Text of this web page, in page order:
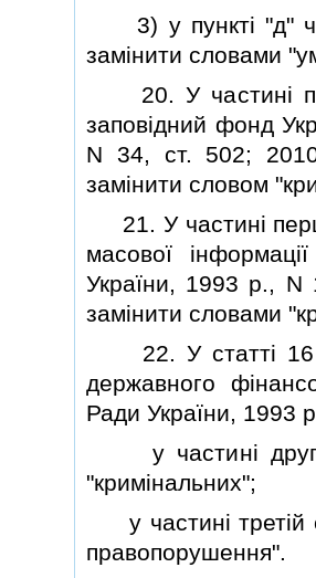
3) у пунктi "д"
замiнити словами
20. У частинi
заповiдний фонд
N 34, ст. 502;
замiнити словом
21. У частинi
масової
України, 1993 р.,
замiнити словами
22. У статтi 16
державного
Ради України, 1993
у частинi другiй
"кримiнальних";
у частинi третiй
правопорушення".